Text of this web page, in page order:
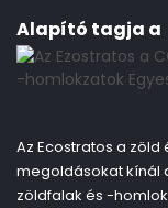
Alapító tagja a
Az Ecostratos a
megoldásokat kínál
zöldfalak és -